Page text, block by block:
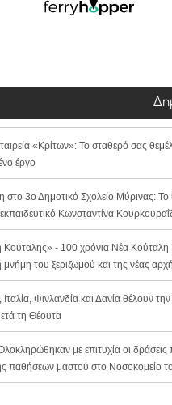
«Κρίτων»: Το σταθερό σας
έργο
στο 3ο Δημοτικό Σχολείο Μύρινας: Το
Κωνσταντίνα
- 100 χρόνια Νέα
μνήμη του ξεριζωμού και της νέας
Ιταλία, Φινλανδία και Δανία θέλουν
τη Θέουτα
με επιτυχία οι δράσεις
παθήσεων μαστού στο Νοσοκομείο